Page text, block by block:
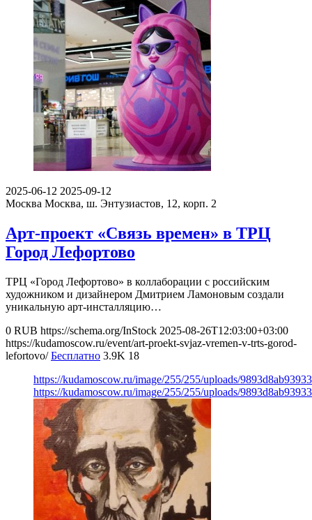
2025-06-12 2025-09-12
Москва Москва, ш. Энтузиастов, 12, корп. 2
Арт-проект «Связь времен» в ТРЦ
Город Лефортово
ТРЦ «Город Лефортово» в коллаборации с российским
художником и дизайнером Дмитрием Ламоновым создали
уникальную арт-инсталляцию…
0 RUB https://schema.org/InStock 2025-08-26T12:03:00+03:00
https://kudamoscow.ru/event/art-proekt-svjaz-vremen-v-trts-gorod-
lefortovo/ Бесплатно 3.9K 18
https://kudamoscow.ru/image/255/255/uploads/
https://kudamoscow.ru/image/255/255/uploads/